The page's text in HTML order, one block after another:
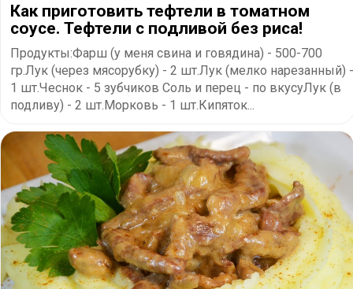
Как приготовить тефтели в томатном
соусе. Тефтели с подливой без риса!
Продукты:Фарш (у меня свина и говядина) - 500-700
гр.Лук (через мясорубку) - 2 шт.Лук (мелко нарезанный) -
1 шт.Чеснок - 5 зубчиков Соль и перец - по вкусуЛук (в
подливу) - 2 шт.Морковь - 1 шт.Кипяток...